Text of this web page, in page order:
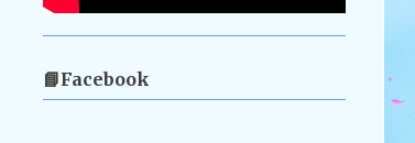
📘Facebook